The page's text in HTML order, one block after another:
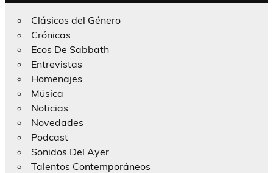
Clásicos del Género
Crónicas
Ecos De Sabbath
Entrevistas
Homenajes
Música
Noticias
Novedades
Podcast
Sonidos Del Ayer
Talentos Contemporáneos